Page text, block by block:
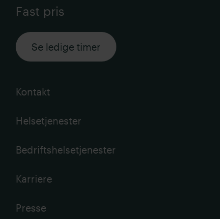
Fast pris
Se ledige timer
Kontakt
Helsetjenester
Bedriftshelsetjenester
Karriere
Presse